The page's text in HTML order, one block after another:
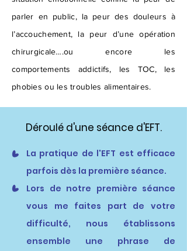
parler en public, la peur des douleurs à
l’accouchement, la peur d’une opération
chirurgicale….ou encore les
comportements addictifs, les TOC, les
phobies ou les troubles alimentaires.
Déroulé d'une séance d'EFT.
La pratique de l'EFT est efficace
parfois dès la première séance.
Lors de notre première séance
vous me faites part de votre
difficulté, nous établissons
ensemble une phrase de